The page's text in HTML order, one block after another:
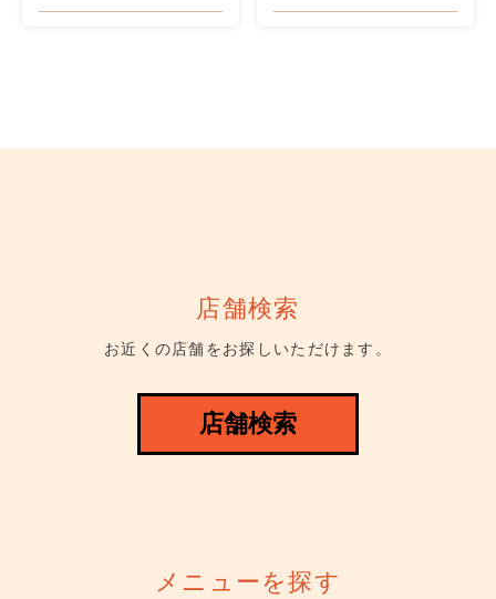
店舗検索
お近くの店舗をお探しいただけます。
店舗検索
メニューを探す